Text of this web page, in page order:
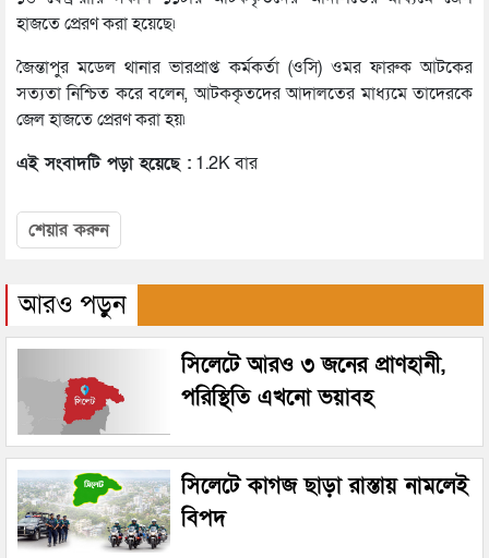
হাজতে প্রেরণ করা হয়েছে৷
জৈন্তাপুর মডেল থানার ভারপ্রাপ্ত কর্মকর্তা (ওসি) ওমর ফারুক আটকের
সত্যতা নিশ্চিত করে বলেন, আটককৃতদের আদালতের মাধ্যমে তাদেরকে
জেল হাজতে প্রেরণ করা হয়৷
এই সংবাদটি পড়া হয়েছে : 1.2K বার
শেয়ার করুন
আরও পড়ুন
সিলেটে আরও ৩ জনের প্রাণহানী,
পরিস্থিতি এখনো ভয়াবহ
সিলেটে কাগজ ছাড়া রাস্তায় নামলেই
বিপদ